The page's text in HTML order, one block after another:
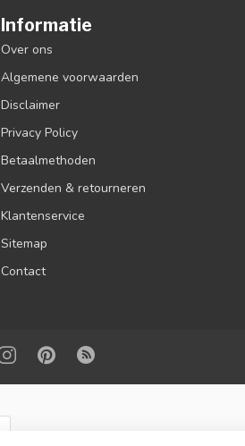
Informatie
Over ons
Algemene voorwaarden
Disclaimer
Privacy Policy
Betaalmethoden
Verzenden & retourneren
Klantenservice
Sitemap
Contact